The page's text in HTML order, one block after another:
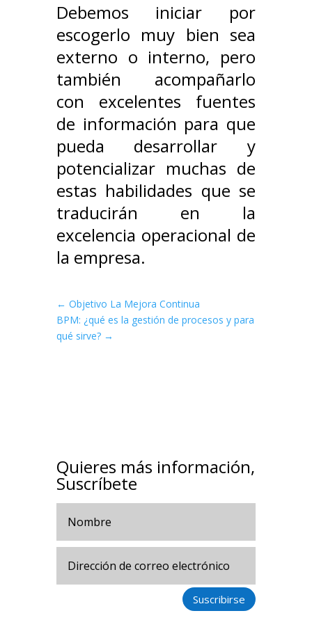
Debemos iniciar por
escogerlo muy bien sea
externo o interno, pero
también acompañarlo
con excelentes fuentes
de información para que
pueda desarrollar y
potencializar muchas de
estas habilidades que se
traducirán en la
excelencia operacional de
la empresa.
← Objetivo La Mejora Continua
BPM: ¿qué es la gestión de procesos y para
qué sirve?→
Quieres más información,
Suscríbete
Suscribirse